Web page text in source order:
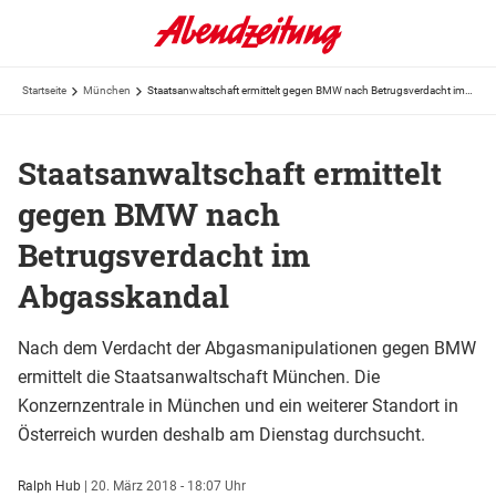
Startseite München
Staatsanwaltschaft ermittelt
gegen BMW nach
Betrugsverdacht im
Abgasskandal
Nach dem Verdacht der Abgasmanipulationen gegen BMW
ermittelt die Staatsanwaltschaft München. Die
Konzernzentrale in München und ein weiterer Standort in
Österreich wurden deshalb am Dienstag durchsucht.
Ralph Hub | 20. März 2018 - 18:07 Uhr